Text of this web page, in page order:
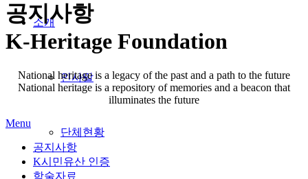
소개
인사말
단체현황
공지사항
K-Heritage Foundation
National heritage is a legacy of the past and a path to the future
National heritage is a repository of memories and a beacon that
illuminates the future
Menu
공지사항
K시민유산 인증
학술자료